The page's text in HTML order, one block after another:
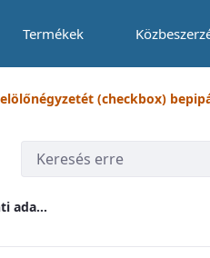
Termékek
(checkbox)
1082_2024 korm. határozat szerinti adatközlés